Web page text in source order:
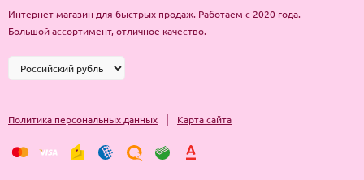
Вечером, после снятия косметики и умывания, нанести тоник на
лицо, он позволит удалить остатки косметики и очищающего
средства, а также поможет ночному крему положительно
Интернет магазин для быстрых продаж. Работаем с 2020 года.
Большой ассортимент, отличное качество.
Политика персональных данных | Карта сайта